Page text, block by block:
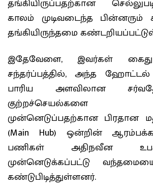
தங்கியிருப்பதற்கான
காலம் முடிவடைந்த பின்னரும்
தங்கியிருந்தமை
இதேவேளை, இவர்கள்
சந்தர்ப்பத்தில், அந்த ஹோட்டல்
பாரிய அளவிலான
குற்றச்செயல்களை
முன்னெடுப்பதற்கான பிரதான
(Main Hub) ஒன்றின்
பணிகள் அதிநவீன
முன்னெடுக்கப்பட்டு
கண்டுபிடித்துள்ளனர்.